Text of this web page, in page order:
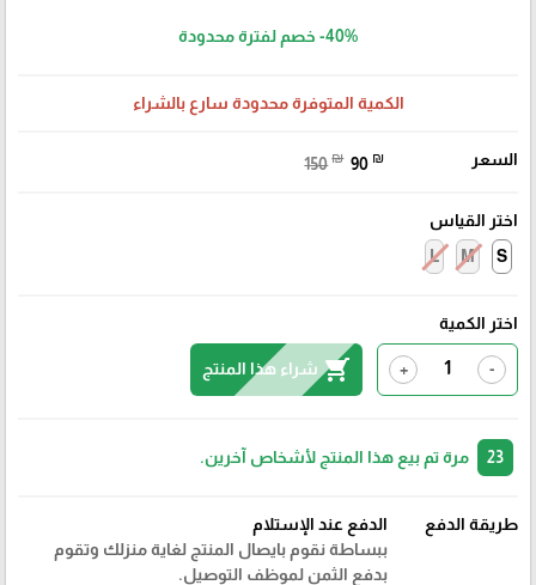
-40% خصم لفترة محدودة
الكمية المتوفرة محدودة سارع بالشراء
السعر 150 ₪ 90 ₪
اختر القياس
S
M
L
اختر الكمية
-
+
shopping_cart شراء هذا المنتج
مرة تم بيع هذا المنتج لأشخاص آخرين.
طريقة الدفع
الدفع عند الإستلام
ببساطة نقوم بايصال المنتج لغاية منزلك وتقوم
بدفع الثمن لموظف التوصيل.